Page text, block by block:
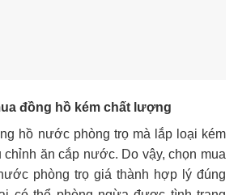
đồng hồ kém chất lượng
hồ nước phòng trọ mà lắp loại kém
ăn cắp nước. Do vậy, chọn mua
phòng trọ giá thành hợp lý đúng